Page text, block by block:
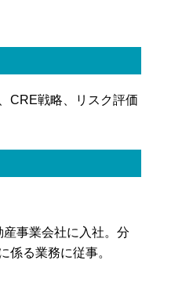
CRE戦略、リスク評価
事業会社に入社。分
係る業務に従事。